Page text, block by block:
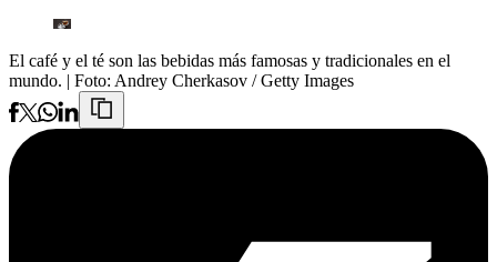
El café y el té son las bebidas más famosas y tradicionales en el
mundo. | Foto: Andrey Cherkasov / Getty Images